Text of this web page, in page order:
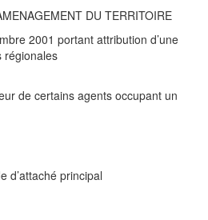
DU TERRITOIRE
2001 portant attribution d’une
régionales
de certains agents occupant un
d’attaché principal